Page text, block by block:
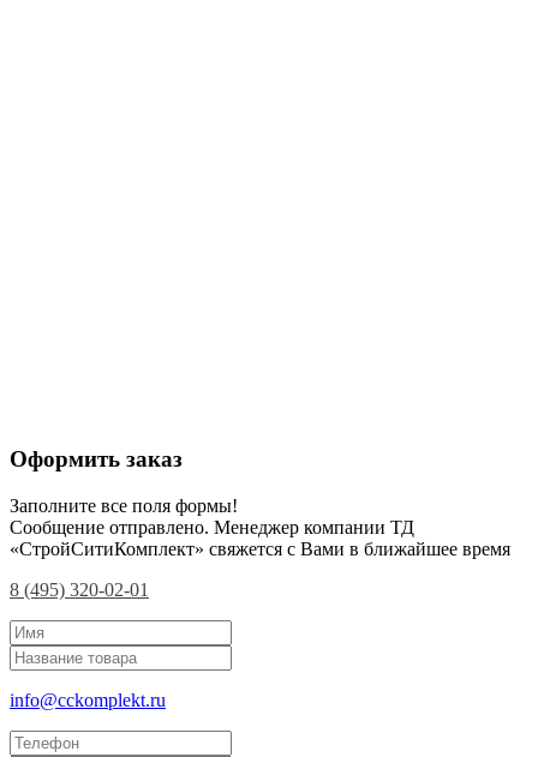
Оформить заказ
Заполните все поля формы!
Сообщение отправлено. Менеджер компании ТД
«СтройСитиКомплект» свяжется с Вами в ближайшее время
8 (495) 320-02-01
info@cckomplekt.ru